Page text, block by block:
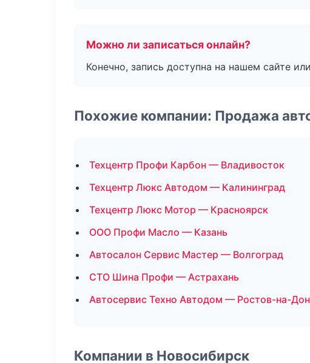
Можно ли записаться онлайн?
Конечно, запись доступна на нашем сайте
Похожие компании: Продажа
Техцентр Профи Карбон — Владивосток
Техцентр Люкс Автодом — Калининград
Техцентр Люкс Мотор — Красноярск
ООО Профи Масло — Казань
Автосалон Сервис Мастер — Волгоград
СТО Шина Профи — Астрахань
Автосервис Техно Автодом — Ростов-на-
Компании в Новосибирск